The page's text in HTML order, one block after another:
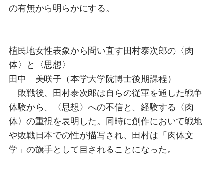
の有無から明らかにする。
植民地女性表象から問い直す田村泰次郎の〈肉
体〉と〈思想〉
田中 美咲子（本学大学院博士後期課程）
敗戦後、田村泰次郎は自らの従軍を通した戦争
体験から、〈思想〉への不信と、経験する〈肉
体〉の重視を表明した。同時に創作において戦地
や敗戦日本での性が描写され、田村は「肉体文
学」の旗手として目されることになった。